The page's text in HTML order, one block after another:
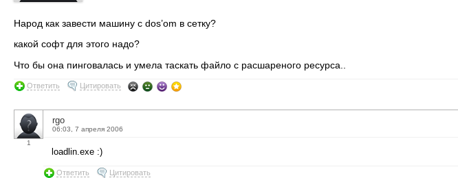
Народ как завести машину с dos’om в сетку?
какой софт для этого надо?
Что бы она пинговалась и умела таскать файло с расшареного ресурса..
Ответить Цитировать
1
rgo
06:03, 7 апреля 2006
loadlin.exe :)
Ответить Цитировать